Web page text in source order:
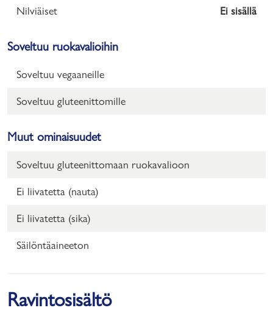
Nilviäiset Ei sisällä
Soveltuu ruokavalioihin
Soveltuu vegaaneille
Soveltuu gluteenittomille
Muut ominaisuudet
Soveltuu gluteenittomaan ruokavalioon
Ei liivatetta (nauta)
Ei liivatetta (sika)
Säilöntäaineeton
Ravintosisältö